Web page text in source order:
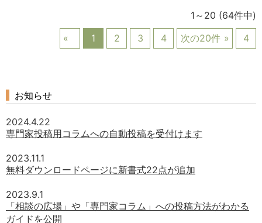
1～20 (64件中)
1
2 3 4 次の20件 4
お知らせ
2024.4.22
専門家投稿用コラムへの自動投稿を受付けます
2023.11.1
無料ダウンロードページに新書式22点が追加
2023.9.1
「相談の広場」や「専門家コラム」への投稿方法がわかる
ガイドを公開